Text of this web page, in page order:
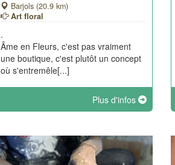
Barjols (20.9 km)
Art floral
.
Âme en Fleurs, c'est pas vraiment
une boutique, c'est plutôt un concept
où s'entremêle[...]
Plus d'infos